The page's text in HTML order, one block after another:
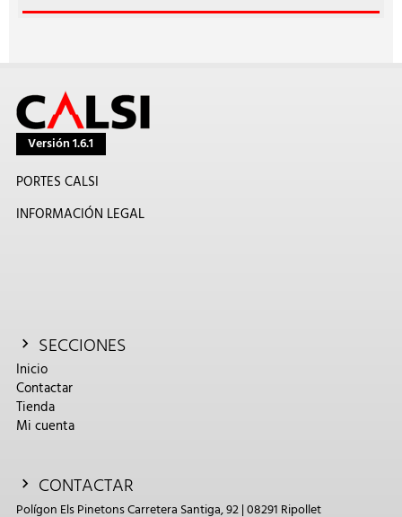
Versión 1.6.1
PORTES CALSI
INFORMACIÓN LEGAL
SECCIONES
Inicio
Contactar
Tienda
Mi cuenta
CONTACTAR
Polígon Els Pinetons Carretera Santiga, 92 | 08291 Ripollet